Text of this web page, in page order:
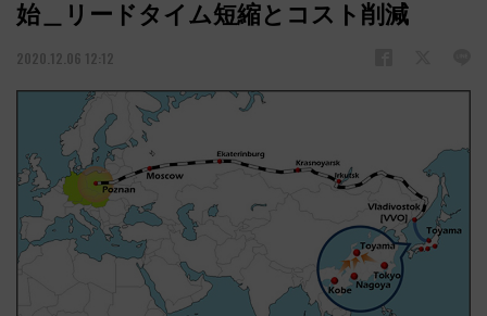
始＿リードタイム短縮とコスト削減
2020.12.06 12:12